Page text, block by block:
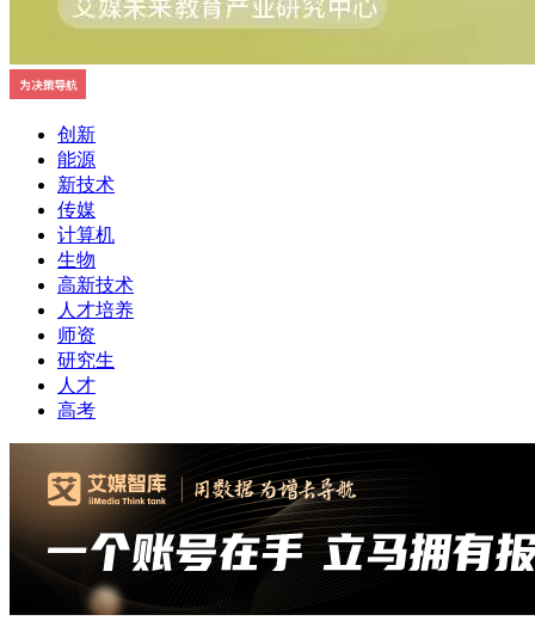
创新
能源
新技术
传媒
计算机
生物
高新技术
人才培养
师资
研究生
人才
高考